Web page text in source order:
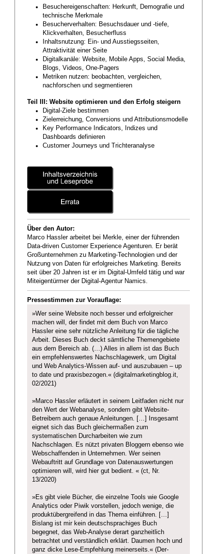
Besuchereigenschaften: Herkunft, Demografie und
technische Merkmale
Besucherverhalten: Besuchsdauer und -tiefe,
Klickverhalten, Besucherfluss
Inhaltsnutzung: Ein- und Ausstiegsseiten,
Attraktivität einer Seite
Digitalkanäle: Website, Mobile Apps, Social Media,
Blogs, Videos, One-Pagers
Metriken nutzen: beobachten, vergleichen,
nachforschen und segmentieren
Teil III: Website optimieren und den Erfolg steigern
Digital-Ziele bestimmen
Zielerreichung, Conversions und Attributionsmodelle
Key Performance Indicators, Indizes und
Dashboards definieren
Customer Journeys und Trichteranalyse
Über den Autor:
Marco Hassler arbeitet bei Merkle, einer der führenden
Data-driven Customer Experience Agenturen. Er berät
Großunternehmen zu Marketing-Technologien und der
Nutzung von Daten für erfolgreiches Marketing. Bereits
seit über 20 Jahren ist er im Digital-Umfeld tätig und war
Miteigentürmer der Digital-Agentur Namics.
Pressestimmen zur Vorauflage:
»Wer seine Website noch besser und erfolgreicher
machen will, der findet mit dem Buch von Marco
Hassler eine sehr nützliche Anleitung für die tägliche
Arbeit. Dieses Buch deckt sämtliche Themengebiete
aus dem Bereich ab. (…) Alles in allem ist das Buch
ein empfehlenswertes Nachschlagewerk, um Digital
und Web Analytics-Wissen auf- und auszubauen – up
to date und praxisbezogen.« (digitalmarketingblog.it,
02/2021)
»Marco Hassler erläutert in seinem Leitfaden nicht nur
den Wert der Webanalyse, sondern gibt Website-
Betreibern auch genaue Anleitungen. […] Insgesamt
eignet sich das Buch gleichermaßen zum
systematischen Durcharbeiten wie zum
Nachschlagen. Es nützt privaten Bloggern ebenso wie
Webschaffenden in Unternehmen. Wer seinen
Webauftritt auf Grundlage von Datenauswertungen
optimieren will, wird hier gut bedient. « (ct, Nr.
13/2020)
»Es gibt viele Bücher, die einzelne Tools wie Google
Analytics oder Piwik vorstellen, jedoch wenige, die
produktübergreifend in das Thema einführen. […]
Bislang ist mir kein deutschsprachiges Buch
begegnet, das Web-Analyse derart ganzheitlich
betrachtet und verständlich erklärt. Daumen hoch und
ganz dicke Lese-Empfehlung meinerseits.« (Der-